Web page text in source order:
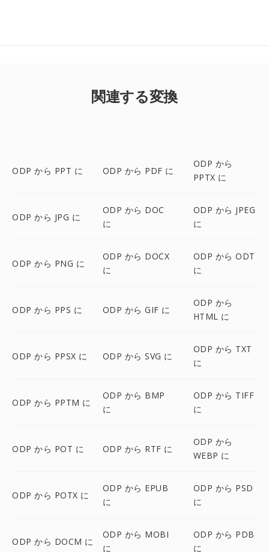
関連する変換
ODP から PPT に ODP から PDF に
ODP から
PPTX に
ODP から JPG に
ODP から DOC
に
ODP から JPEG
に
ODP から PNG に
ODP から DOCX
に
ODP から ODT
に
ODP から PPS に ODP から GIF に
ODP から
HTML に
ODP から PPSX に ODP から SVG に
ODP から TXT
に
ODP から PPTM に
ODP から BMP
に
ODP から TIFF
に
ODP から POT に ODP から RTF に
ODP から
WEBP に
ODP から POTX に
ODP から EPUB
に
ODP から PSD
に
ODP から DOCM に
ODP から MOBI
に
ODP から PDB
に